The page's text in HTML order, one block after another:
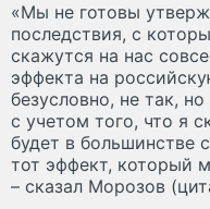
«Мы не готовы
последствия, с
скажутся на нас
эффекта на
безусловно, не так,
с учетом того, что я
будет в большинстве
тот эффект, который
– сказал Морозов